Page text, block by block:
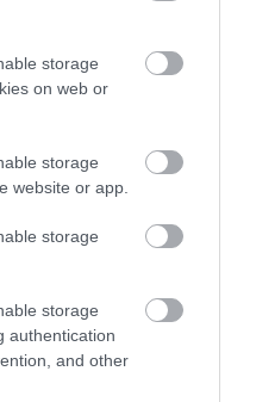
storage
on web or
storage
website or app.
storage
storage
authentication
and other
szállás véleményt és